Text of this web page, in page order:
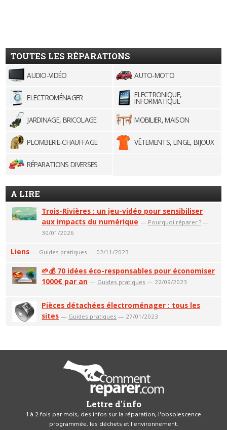
TOUTES LES RÉPARATIONS
AUDIO-VIDÉO AUTO-MOTO
ELECTROMÉNAGER ELECTRONIQUE,
INFORMATIQUE
JARDINAGE, BRICOLAGE
MOBILIER, MAISON
PLOMBERIE-CHAUFFAGE VÊTEMENTS, LINGE, BIJOUX
RÉPARATIONS DIVERSES
A LIRE
Trois-Rivières : un jeu-vidéo pour sensibiliser
aux impacts du numérique — Pourquoi réparer ? —
30/01/2026
Liens — Guides pratiques — 02/11/2023
🌱💰 70 idées éco-responsables pour économiser
1000€ par an — Guides pratiques — 22/09/2023
Pièces détachées électroménager : tous les
sites — Guides pratiques — 27/01/2023
Lettre d'info
1 à 2 fois par mois, des infos sur la réparation, l'obsolescence
programmée, les déchets et l'environnement.